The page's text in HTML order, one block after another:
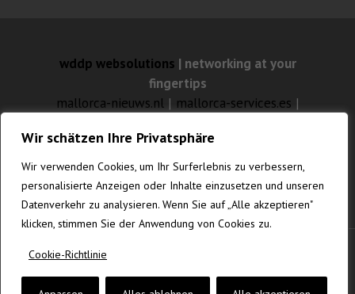
Wir schätzen Ihre Privatsphäre
Wir verwenden Cookies, um Ihr Surferlebnis zu verbessern,
personalisierte Anzeigen oder Inhalte einzusetzen und unseren
Datenverkehr zu analysieren. Wenn Sie auf „Alle akzeptieren"
klicken, stimmen Sie der Anwendung von Cookies zu.
Cookie-Richtlinie
wddp websolutions | networking at your
fingertips
mallorca-nieuws.nl| mallorca-services.es |
mallorca-websolutions.com
fotografia.com |gustavknudsen.com|
vanrenesse.de
© MALLORCA-WEBSOLUTIONS.COM